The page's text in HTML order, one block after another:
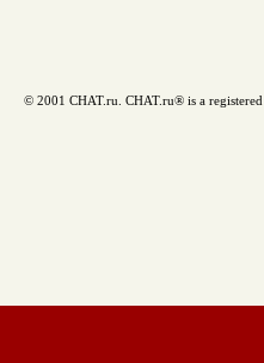
© 2001 CHAT.ru. CHAT.ru® is a